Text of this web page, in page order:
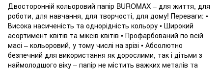
Двосторонній кольоровий папір BUROMAX – для життя, для
роботи, для навчання, для творчості, для дому! Переваги: •
Висока насиченість та однорідність кольору • Широкий
асортимент квітів та міксів квітів • Профарбований по всій
масі – кольоровий, у тому числі на зрізі • Абсолютно
безпечний для використання як дорослими, так і дітьми з
наймолодшого віку – папір не містить важких металів та